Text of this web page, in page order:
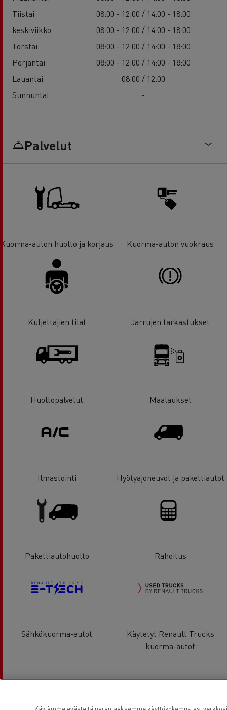
Tiistai
08:00 - 12:00 / 14:00 - 18:00
keskiviikko
08:00 - 12:00 / 14:00 - 18:00
Torstai
08:00 - 12:00 / 14:00 - 18:00
Perjantai
08:00 - 12:00 / 14:00 - 18:00
Lauantai
08:00 / 12:00
Sunnuntai
-
Palvelut
Kuorma-auton huolto ja korjaus Kuorma-auton vuokraus
Kuljettajien tilat Jarrujen tarkastukset
Huoltopalvelut Maalaukset
Ilmastointi Hyötyajoneuvot ja pakettiautot
Pakettiautohuolto Rahoitus
Sähkökuorma-autot
Käytetyt Renault Trucks
kuorma-autot
Sijainti